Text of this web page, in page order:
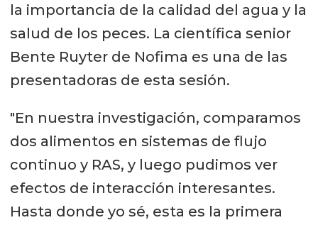
la importancia de la calidad del agua y la
salud de los peces. La científica senior
Bente Ruyter de Nofima es una de las
presentadoras de esta sesión.
"En nuestra investigación, comparamos
dos alimentos en sistemas de flujo
continuo y RAS, y luego pudimos ver
efectos de interacción interesantes.
Hasta donde yo sé, esta es la primera